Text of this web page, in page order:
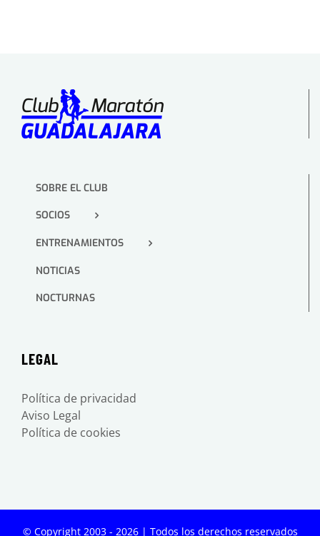
SOBRE EL CLUB
SOCIOS
ENTRENAMIENTOS
NOTICIAS
NOCTURNAS
LEGAL
Política de privacidad
Aviso Legal
Política de cookies
© Copyright 2003 - 2026 | Todos los derechos reservados